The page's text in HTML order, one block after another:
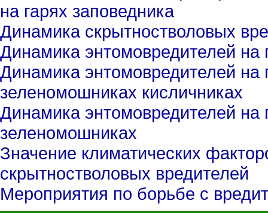
на гарях заповедника
Динамика скрытностволовых
Динамика энтомовредителей на
Динамика энтомовредителей на
зеленомошниках кисличниках
Динамика энтомовредителей на
зеленомошниках
Значение климатических
скрытностволовых вредителей
Мероприятия по борьбе с